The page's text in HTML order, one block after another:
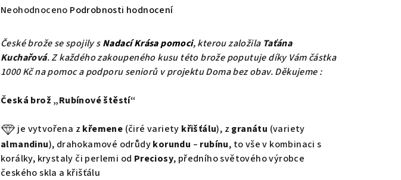
Průměrné
produktu
je
0,0
5
Neohodnoceno Podrobnosti hodnocení
České brože se spojily sNadací Krása pomoci,kterou založila Taťána
Kuchařová. Z každého zakoupeného kusu této brože poputuje díky Vám částka
1000 Kč na pomoc a podporu seniorů v projektu Doma bez obav. Děkujeme :
Česká brož „Rubínové štěstí“
je vytvořena z křemene (čiré variety křišťálu), z granátu (variety
almandinu), drahokamové odrůdykorundu – rubínu, to vše v kombinaci s
korálky, krystaly či perlemi od Preciosy, předního světového výrobce
českého skla a křišťálu